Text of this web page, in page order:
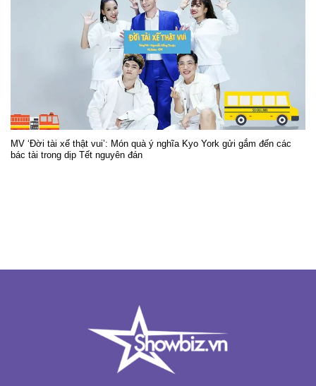
MV ‘Đời tài xế thật vui’: Món quà ý nghĩa Kyo York gửi gắm đến các
bác tài trong dịp Tết nguyên đán